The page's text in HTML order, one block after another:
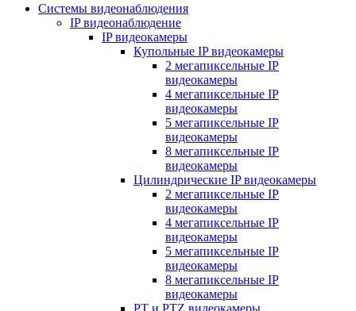
Системы видеонаблюдения
IP видеонаблюдение
IP видеокамеры
Купольные IP видеокамеры
2 мегапиксельные IP
видеокамеры
4 мегапиксельные IP
видеокамеры
5 мегапиксельные IP
видеокамеры
8 мегапиксельные IP
видеокамеры
Цилиндрические IP видеокамеры
2 мегапиксельные IP
видеокамеры
4 мегапиксельные IP
видеокамеры
5 мегапиксельные IP
видеокамеры
8 мегапиксельные IP
видеокамеры
PT и PTZ видеокамеры